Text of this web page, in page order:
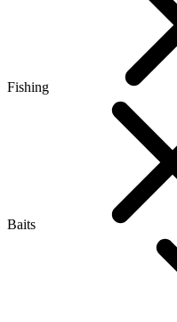
Fishing
Baits